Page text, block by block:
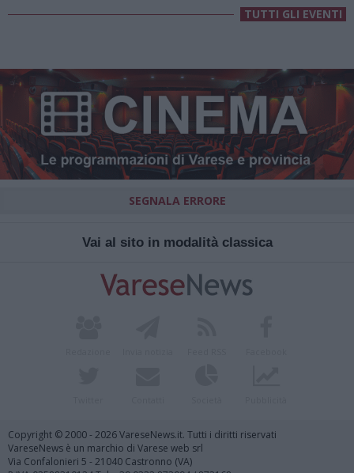
TUTTI GLI EVENTI
SEGNALA ERRORE
Vai al sito in modalità classica
Copyright © 2000 - 2026 VareseNews.it. Tutti i diritti riservati
VareseNews è un marchio di Varese web srl
Via Confalonieri 5 - 21040 Castronno (VA)